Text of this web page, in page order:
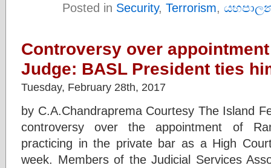
Posted in Security, Terrorism,
Controversy over
Judge: BASL President ties
Tuesday, February 28th, 2017
by C.A.Chandraprema Courtesy The Island
controversy over the appointment of
practicing in the private bar as a High
week. Members of the Judicial Services